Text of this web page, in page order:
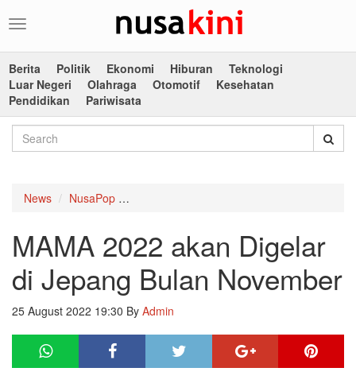
Toggle
Berita
Politik Ekonomi Hiburan
Teknologi
Luar Negeri
Olahraga Otomotif
Kesehatan
Pendidikan
Pariwisata
News NusaPop
MAMA 2022 akan Digelar
di Jepang Bulan November
25 August 2022 19:30 By Admin